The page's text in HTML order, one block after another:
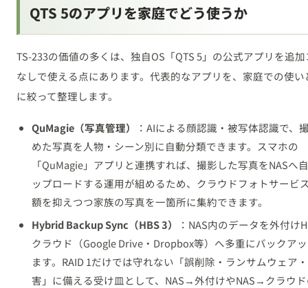
QTS 5のアプリを家庭でどう使うか
TS-233の価値の多くは、独自OS「QTS 5」の公式アプリを追
なしで使える点にあります。代表的なアプリを、家庭での使い
に絞って整理します。
QuMagie（写真管理）
：AIによる顔認識・被写体認識で、
めた写真を人物・シーン別に自動分類できます。スマホの
「QuMagie」アプリと連携すれば、撮影した写真をNASへ
ップロードする運用が組めるため、クラウドフォトサービ
額を抑えつつ家族の写真を一箇所に集約できます。
Hybrid Backup Sync（HBS 3）
：NAS内のデータを外付け
クラウド（Google Drive・Dropbox等）へ多重にバックア
ます。RAID 1だけでは守れない「誤削除・ランサムウェア
害」に備える受け皿として、NAS→外付けやNAS→クラウ